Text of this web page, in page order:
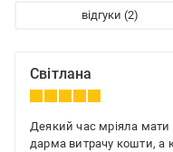
відгуки
Світлана
Деякий час мріяла
дарма витрачу кошти, а